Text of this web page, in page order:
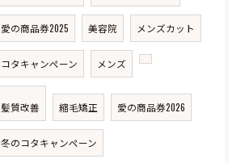
愛の商品券2025 美容院 メンズカット
コタキャンペーン メンズ
髪質改善 縮毛矯正 愛の商品券2026
冬のコタキャンペーン